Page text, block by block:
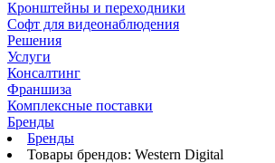
Кронштейны и переходники
Софт для видеонаблюдения
Решения
Услуги
Консалтинг
Франшиза
Комплексные поставки
Бренды
Бренды
Товары брендов: Western Digital